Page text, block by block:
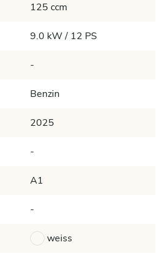
125 ccm
9.0 kW / 12 PS
-
Benzin
2025
-
A1
-
weiss